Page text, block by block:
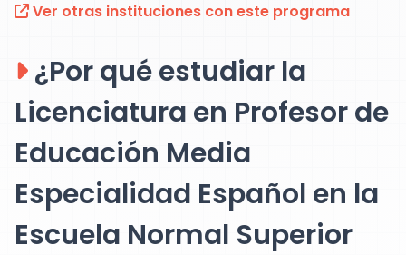
Ver otras instituciones con este programa
¿Por qué estudiar la
Licenciatura en Profesor de
Educación Media
Especialidad Español en la
Escuela Normal Superior